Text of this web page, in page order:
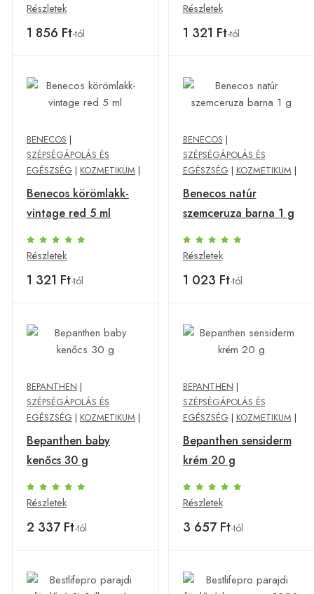
Részletek
1 856 Ft-tól
Részletek
1 321 Ft-tól
BENECOS |
SZÉPSÉGÁPOLÁS ÉS
EGÉSZSÉG | KOZMETIKUM |
Benecos körömlakk-
vintage red 5 ml
Részletek
1 321 Ft-tól
BENECOS |
SZÉPSÉGÁPOLÁS ÉS
EGÉSZSÉG | KOZMETIKUM |
Benecos natúr
szemceruza barna 1 g
Részletek
1 023 Ft-tól
BEPANTHEN |
SZÉPSÉGÁPOLÁS ÉS
EGÉSZSÉG | KOZMETIKUM |
Bepanthen baby
kenőcs 30 g
Részletek
2 337 Ft-tól
BEPANTHEN |
SZÉPSÉGÁPOLÁS ÉS
EGÉSZSÉG | KOZMETIKUM |
Bepanthen sensiderm
krém 20 g
Részletek
3 657 Ft-tól